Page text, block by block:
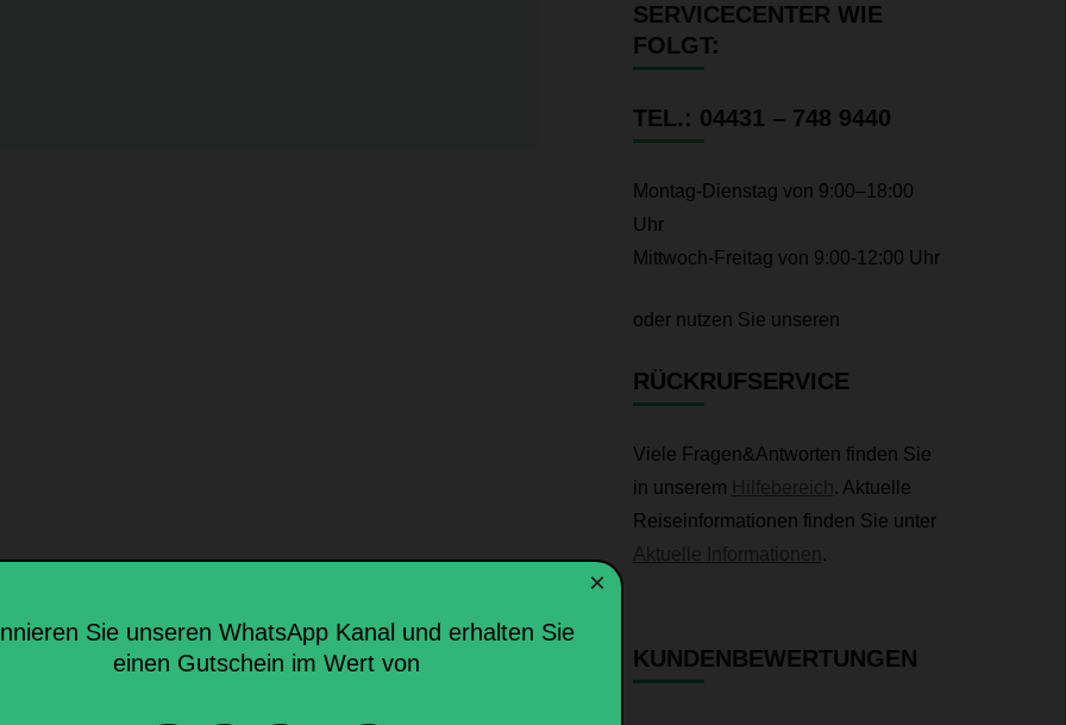
SERVICECENTER WIE
FOLGT:
TEL.: 04431 – 748 9440
Montag-Dienstag von 9:00–18:00
Uhr
Mittwoch-Freitag von 9:00-12:00 Uhr
oder nutzen Sie unseren
RÜCKRUFSERVICE
Viele Fragen&Antworten finden Sie
in unserem
. Aktuelle
Reiseinformationen finden Sie unter
.
KUNDENBEWERTUNGEN
Sie unseren WhatsApp Kanal und erhalten Sie
einen Gutschein im Wert von
×